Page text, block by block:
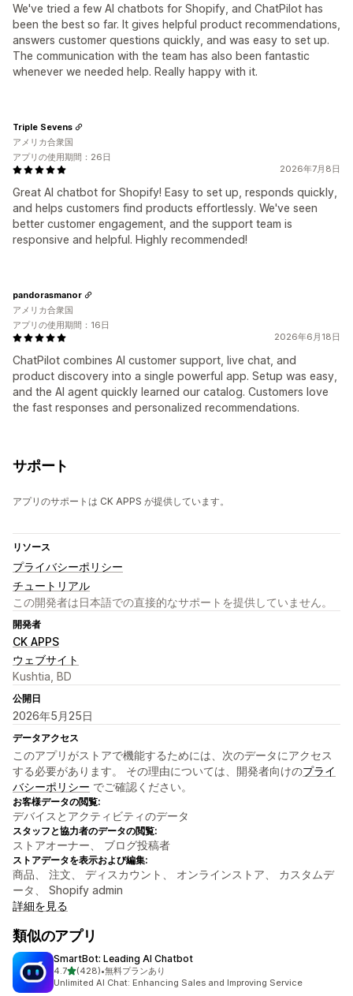
We've tried a few AI chatbots for Shopify, and ChatPilot has
been the best so far. It gives helpful product recommendations,
answers customer questions quickly, and was easy to set up.
The communication with the team has also been fantastic
whenever we needed help. Really happy with it.
2026年7月8日
Great AI chatbot for Shopify! Easy to set up, responds quickly,
and helps customers find products effortlessly. We've seen
better customer engagement, and the support team is
responsive and helpful. Highly recommended!
Triple Sevens
アメリカ合衆国
アプリの使用期間：26日
2026年6月18日
ChatPilot combines AI customer support, live chat, and
product discovery into a single powerful app. Setup was easy,
and the AI agent quickly learned our catalog. Customers love
the fast responses and personalized recommendations.
pandorasmanor
アメリカ合衆国
アプリの使用期間：16日
サポート
アプリのサポートは CK APPS が提供しています。
リソース
プライバシーポリシー
チュートリアル
この開発者は日本語での直接的なサポートを提供していません。
開発者
CK APPS
ウェブサイト
Kushtia, BD
公開日
2026年5月25日
データアクセス
このアプリがストアで機能するためには、次のデータにアクセス
する必要があります。 その理由については、開発者向けのプライ
バシーポリシー でご確認ください。
お客様データの閲覧:
デバイスとアクティビティのデータ
スタッフと協力者のデータの閲覧:
ストアオーナー、 ブログ投稿者
ストアデータを表示および編集:
商品、 注文、 ディスカウント、 オンラインストア、 カスタムデ
ータ、 Shopify admin
詳細を見る
類似のアプリ
SmartBot: Leading AI Chatbot
4.75つ星中
(428)
合計レビュー数：428件
•無料プランあり
Unlimited AI Chat: Enhancing Sales and Improving Service